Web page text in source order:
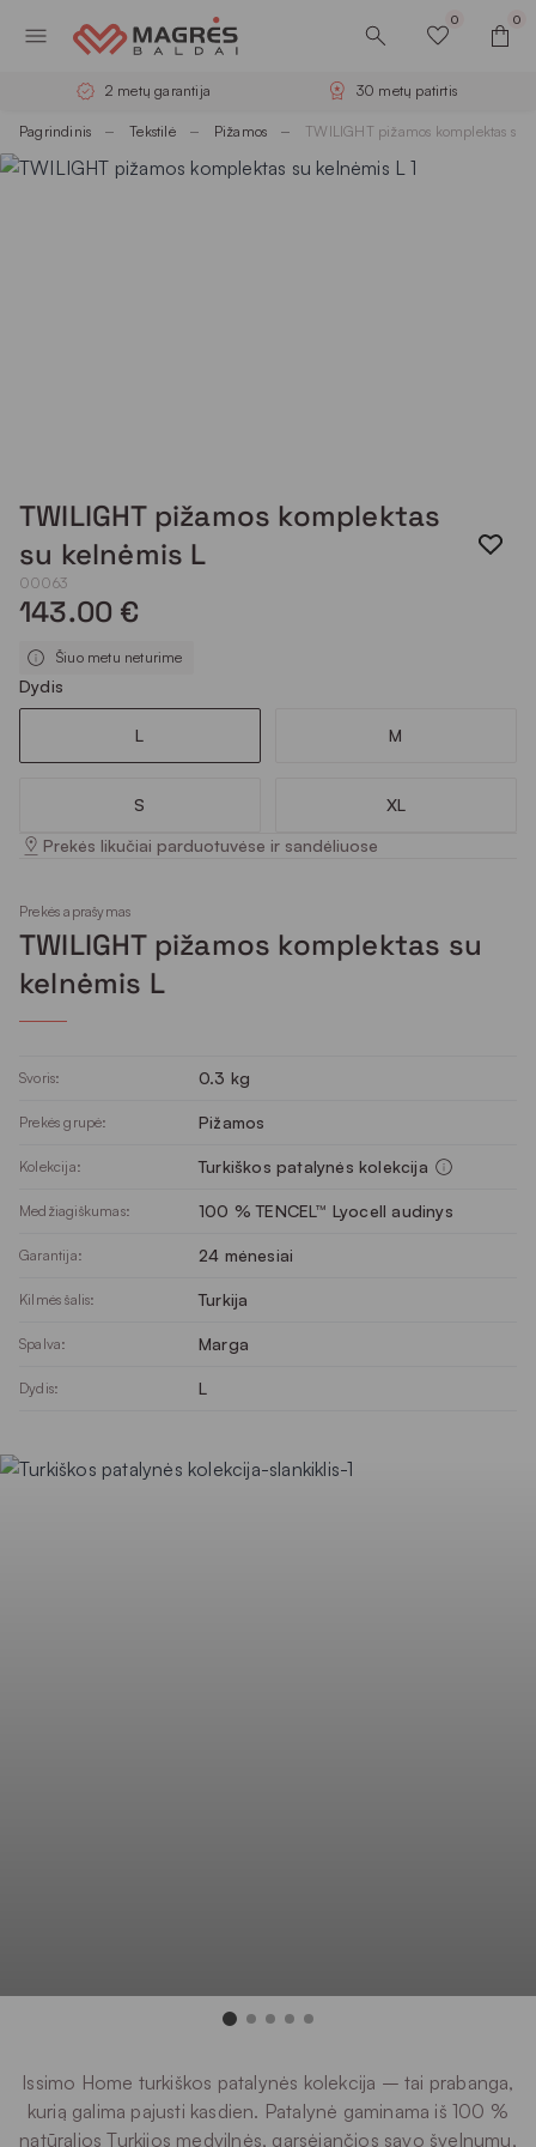
0 0
2 metų garantija 30 metų patirtis
Pagrindinis Tekstilė Pižamos TWILIGHT pižamos komplektas su
TWILIGHT pižamos komplektas
su kelnėmis L
00063
143.00 €
Šiuo metu neturime
Dydis
L M
S
XL
Prekės likučiai parduotuvėse ir sandėliuose
Prekės aprašymas
TWILIGHT pižamos komplektas su
kelnėmis L
Svoris: 0.3 kg
Prekės grupė: Pižamos
Kolekcija: Turkiškos patalynės kolekcija
Medžiagiškumas: 100 % TENCEL™ Lyocell audinys
Garantija: 24 mėnesiai
Kilmės šalis: Turkija
Spalva: Marga
Dydis: L
Issimo Home turkiškos patalynės kolekcija – tai prabanga,
kurią galima pajusti kasdien. Patalynė gaminama iš 100 %
natūralios Turkijos medvilnės, garsėjančios savo švelnumu,